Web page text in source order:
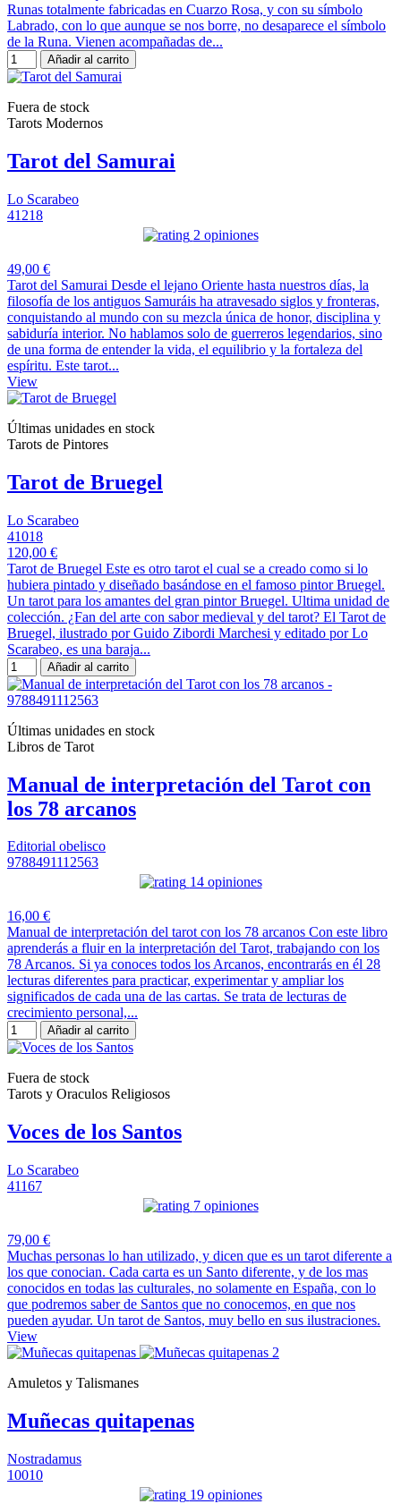
Runas totalmente fabricadas en Cuarzo Rosa, y con su símbolo
Labrado, con lo que aunque se nos borre, no desaparece el símbolo
de la Runa. Vienen acompañadas de...
Añadir al carrito
Fuera de stock
Tarots Modernos
Tarot del Samurai
Lo Scarabeo
41218
2 opiniones
49,00 €
Tarot del Samurai Desde el lejano Oriente hasta nuestros días, la
filosofía de los antiguos Samuráis ha atravesado siglos y fronteras,
conquistando al mundo con su mezcla única de honor, disciplina y
sabiduría interior. No hablamos solo de guerreros legendarios, sino
de una forma de entender la vida, el equilibrio y la fortaleza del
espíritu. Este tarot...
View
Últimas unidades en stock
Tarots de Pintores
Tarot de Bruegel
Lo Scarabeo
41018
120,00 €
Tarot de Bruegel Este es otro tarot el cual se a creado como si lo
hubiera pintado y diseñado basándose en el famoso pintor Bruegel.
Un tarot para los amantes del gran pintor Bruegel. Ultima unidad de
colección. ¿Fan del arte con sabor medieval y del tarot? El Tarot de
Bruegel, ilustrado por Guido Zibordi Marchesi y editado por Lo
Scarabeo, es una baraja...
Añadir al carrito
Últimas unidades en stock
Libros de Tarot
Manual de interpretación del Tarot con
los 78 arcanos
Editorial obelisco
9788491112563
14 opiniones
16,00 €
Manual de interpretación del tarot con los 78 arcanos Con este libro
aprenderás a fluir en la interpretación del Tarot, trabajando con los
78 Arcanos. Si ya conoces todos los Arcanos, encontrarás en él 28
lecturas diferentes para practicar, experimentar y ampliar los
significados de cada una de las cartas. Se trata de lecturas de
crecimiento personal,...
Añadir al carrito
Fuera de stock
Tarots y Oraculos Religiosos
Voces de los Santos
Lo Scarabeo
41167
7 opiniones
79,00 €
Muchas personas lo han utilizado, y dicen que es un tarot diferente a
los que conocian. Cada carta es un Santo diferente, y de los mas
conocidos en todas las culturales, no solamente en España, con lo
que podremos saber de Santos que no conocemos, en que nos
pueden ayudar. Un tarot de Santos, muy bello en sus ilustraciones.
View
Amuletos y Talismanes
Muñecas quitapenas
Nostradamus
10010
19 opiniones